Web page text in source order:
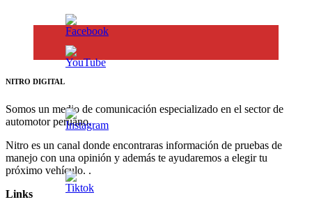
NITRO DIGITAL
Somos un medio de comunicación especializado en el sector de
automotor peruano.
Nitro es un canal donde encontraras información de pruebas de
manejo con una opinión y además te ayudaremos a elegir tu
próximo vehículo. .
Links